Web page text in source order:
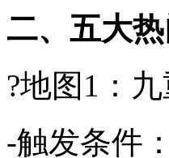
二、五大
?地图1：
-触发条件